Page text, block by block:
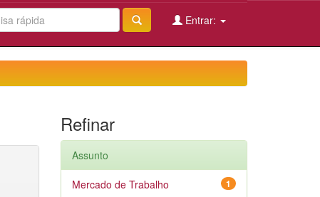
Entrar:
Refinar
Assunto
1
Mercado de Trabalho